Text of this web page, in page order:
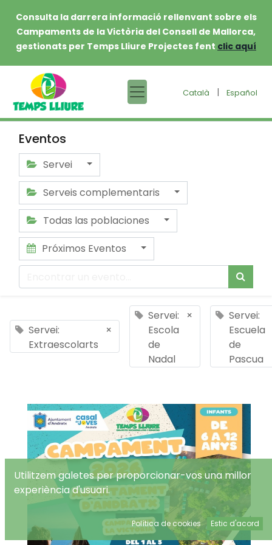
Consulta la darrera informació rellenvant sobre els
Campaments de la Victòria del Consell de Mallorca,
gestionats per Temps Lliure Projectes fent clic aquí
Català | Español
Eventos
Servei
Serveis complementaris
Todas las poblaciones
Próximos Eventos
Servei:
Extraescolarts
×
Servei:
Escola
de
Nadal
×
Servei:
Escuela
de
Pascua
Utilitzem galetes per proporcionar-vos una millor
experiència d'usuari.
Política de cookies Estic d'acord